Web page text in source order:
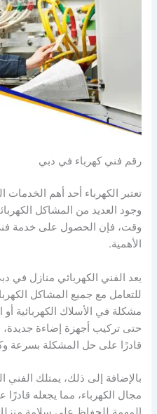
رقم فني كهرباء في دبي
تعتبر الكهرباء أحد أهم
وجود العديد من المشاكل
وقت، فإن الحصول على خدمة
الأهمية.
يعد الفني الكهربائي منازل في
للتعامل مع جميع المشاكل
مشكلة في الأسلاك الكهربائية أو
حتى تركيب أجهزة إضاءة جديدة،
قادرًا على حل المشكلة بسرعة
بالإضافة إلى ذلك، يمتلك
مجال الكهرباء، مما يجعله قادرًا